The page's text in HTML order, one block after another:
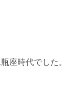
座時代でした。